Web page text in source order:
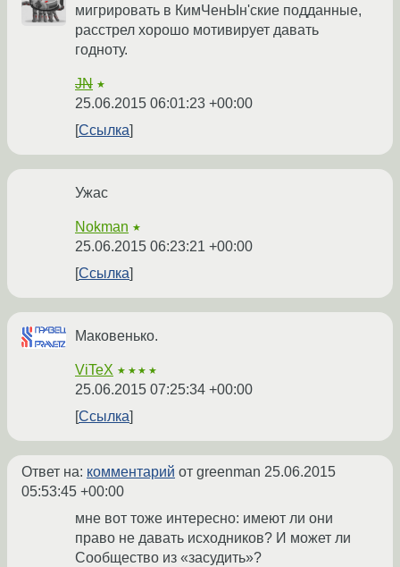
мигрировать в КимЧенЫн'ские подданные,
расстрел хорошо мотивирует давать
годноту.
JN ★
25.06.2015 06:01:23 +00:00
Ссылка
Ужас
Nokman ★
25.06.2015 06:23:21 +00:00
Ссылка
Маковенько.
ViTeX ★★★★
25.06.2015 07:25:34 +00:00
Ссылка
Ответ на: комментарий от greenman 25.06.2015
05:53:45 +00:00
мне вот тоже интересно: имеют ли они
право не давать исходников? И может ли
Сообщество из «засудить»?